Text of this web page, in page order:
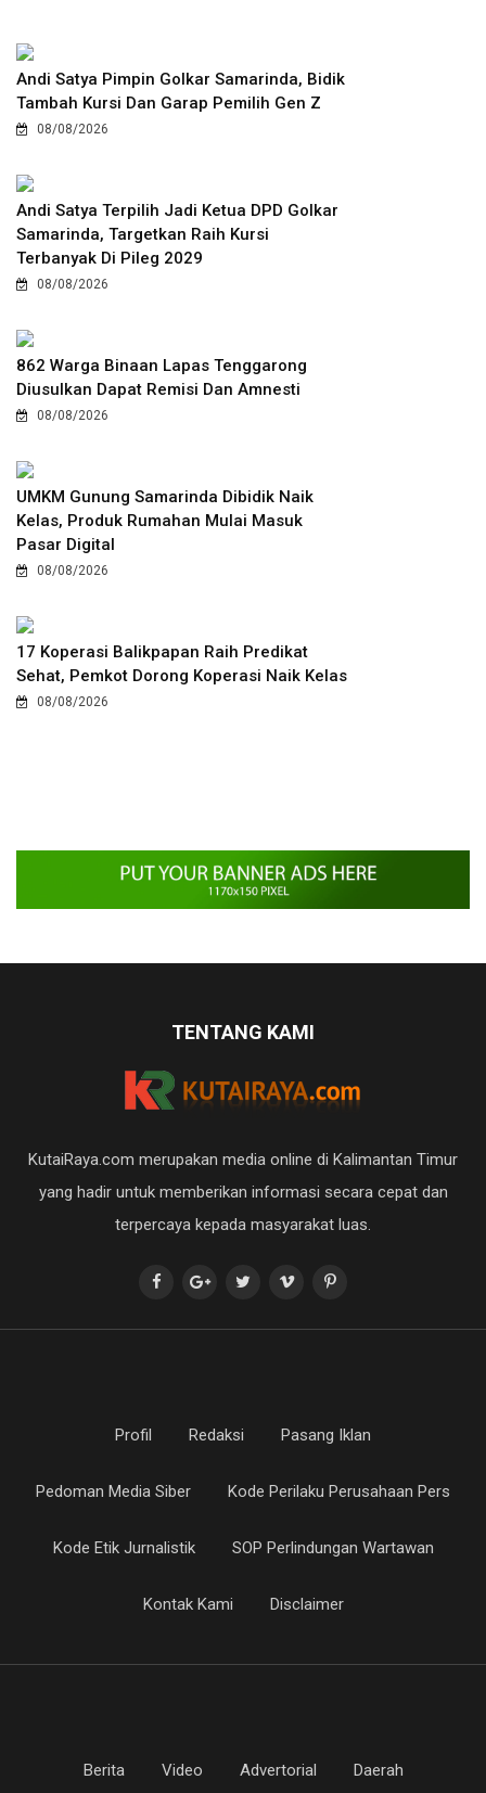
Andi Satya Pimpin Golkar Samarinda, Bidik
Tambah Kursi Dan Garap Pemilih Gen Z
08/08/2026
Andi Satya Terpilih Jadi Ketua DPD Golkar
Samarinda, Targetkan Raih Kursi
Terbanyak Di Pileg 2029
08/08/2026
862 Warga Binaan Lapas Tenggarong
Diusulkan Dapat Remisi Dan Amnesti
08/08/2026
UMKM Gunung Samarinda Dibidik Naik
Kelas, Produk Rumahan Mulai Masuk
Pasar Digital
08/08/2026
17 Koperasi Balikpapan Raih Predikat
Sehat, Pemkot Dorong Koperasi Naik Kelas
08/08/2026
TENTANG KAMI
KutaiRaya.com merupakan media online di Kalimantan Timur
yang hadir untuk memberikan informasi secara cepat dan
terpercaya kepada masyarakat luas.
Profil Redaksi Pasang Iklan
Pedoman Media Siber Kode Perilaku Perusahaan Pers
Kode Etik Jurnalistik SOP Perlindungan Wartawan
Kontak Kami Disclaimer
Berita Video Advertorial Daerah